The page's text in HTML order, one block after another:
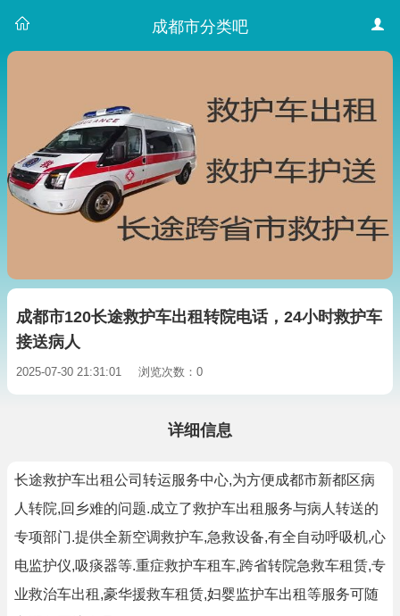
成都市分类吧
成都市120长途救护车出租转院电话，24小时救护车
接送病人
2025-07-30 21:31:01 浏览次数：0
详细信息
长途救护车出租公司转运服务中心,为方便成都市新都区病
人转院,回乡难的问题.成立了救护车出租服务与病人转送的
专项部门.提供全新空调救护车,急救设备,有全自动呼吸机,心
电监护仪,吸痰器等.重症救护车租车,跨省转院急救车租赁,专
业救治车出租,豪华援救车租赁,妇婴监护车出租等服务可随